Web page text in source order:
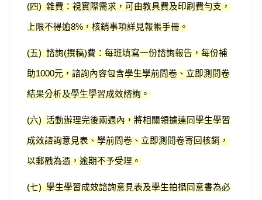
(四) 雜費：視實際需求，可由教具費及印刷費勻支，
上限不得逾8%，核銷事項詳見報帳手冊。
(五) 諮詢(撰稿)費：每班填寫一份諮詢報告，每份補
助1000元，諮詢內容包含學生學前問卷、立即測問卷
結果分析及學生學習成效諮詢。
(六) 活動辦理完後兩週內，將相關領據連同學生學習
成效諮詢意見表、學前問卷、立即測問卷寄回核銷，
以郵戳為憑，逾期不予受理。
(七) 學生學習成效諮詢意見表及學生拍攝同意書為必